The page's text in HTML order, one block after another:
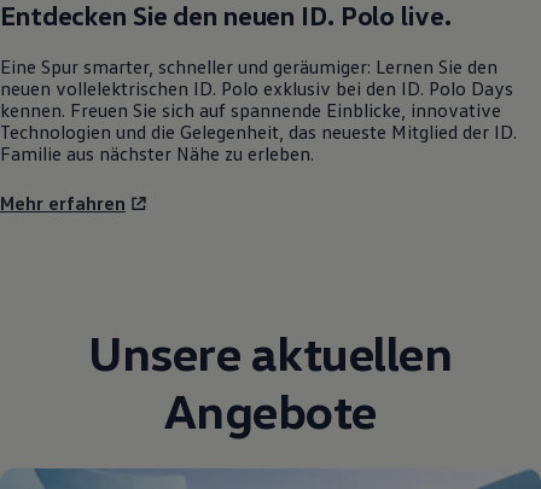
Entdecken Sie den neuen ID. Polo live.
Eine Spur smarter, schneller und geräumiger: Lernen Sie den
neuen vollelektrischen ID. Polo exklusiv bei den ID. Polo Days
kennen. Freuen Sie sich auf spannende Einblicke, innovative
Technologien und die Gelegenheit, das neueste Mitglied der ID.
Familie aus nächster Nähe zu erleben.
Mehr erfahren
Unsere aktuellen
Angebote